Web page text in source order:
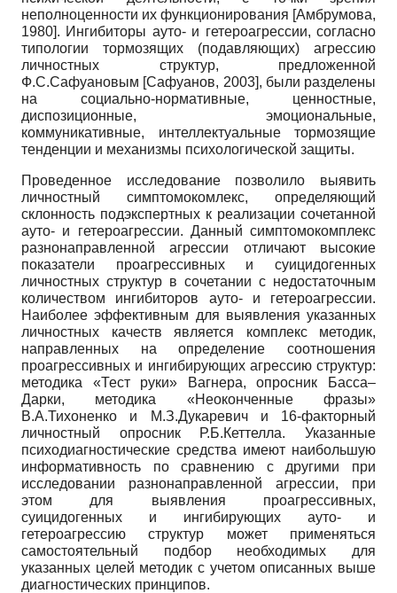
неполноценности их функционирования [Амбрумова,
1980]. Ингибиторы ауто- и гетероагрессии, согласно
типологии тормозящих (подавляющих) агрессию
личностных структур, предложенной
Ф.С.Сафуановым [Сафуанов, 2003], были разделены
на социально-нормативные, ценностные,
диспозиционные, эмоциональные,
коммуникативные, интеллектуальные тормозящие
тенденции и механизмы психологической защиты.
Проведенное исследование позволило выявить
личностный симптомокомлекс, определяющий
склонность подэкспертных к реализации сочетанной
ауто- и гетероагрессии. Данный симптомокомплекс
разнонаправленной агрессии отличают высокие
показатели проагрессивных и суицидогенных
личностных структур в сочетании с недостаточным
количеством ингибиторов ауто- и гетероагрессии.
Наиболее эффективным для выявления указанных
личностных качеств является комплекс методик,
направленных на определение соотношения
проагрессивных и ингибирующих агрессию структур:
методика «Тест руки» Вагнера, опросник Басса–
Дарки, методика «Неоконченные фразы»
В.А.Тихоненко и М.З.Дукаревич и 16-факторный
личностный опросник Р.Б.Кеттелла. Указанные
психодиагностические средства имеют наибольшую
информативность по сравнению с другими при
исследовании разнонаправленной агрессии, при
этом для выявления проагрессивных,
суицидогенных и ингибирующих ауто- и
гетероагрессию структур может применяться
самостоятельный подбор необходимых для
указанных целей методик с учетом описанных выше
диагностических принципов.